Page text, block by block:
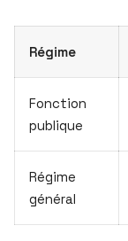
Régime
Fonction
publique
Régime
général